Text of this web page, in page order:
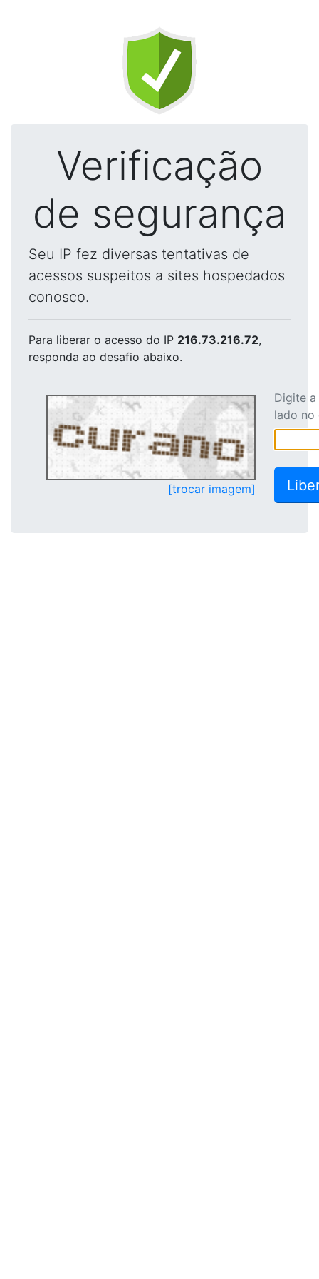
Verificação
de segurança
Seu IP fez diversas tentativas de
acessos suspeitos a sites hospedados
conosco.
Para liberar o acesso do IP 216.73.216.72,
responda ao desafio abaixo.
[trocar imagem]
Digite
lado no